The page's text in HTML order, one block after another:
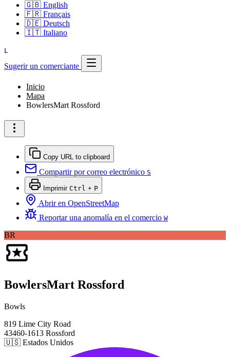
🇬🇧 English
🇫🇷 Français
🇩🇪 Deutsch
🇮🇹 Italiano
L
Sugerir un comerciante
Inicio
Mapa
BowlersMart Rossford
Copy URL to clipboard
Compartir por correo electrónico S
Imprimir Ctrl + P
Abrir en OpenStreetMap
Reportar una anomalía en el comercio W
BR
BowlersMart Rossford
Bowls
819 Lime City Road
43460-1613 Rossford
🇺🇸 Estados Unidos